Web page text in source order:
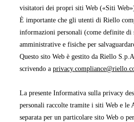
visitatori dei propri siti Web («Siti
È importante che gli utenti di Riello
informazioni personali (come definite di
amministrative e fisiche per
Questo sito Web è gestito da Riello
scrivendo a
La presente Informativa sulla privacy
personali raccolte tramite i siti Web e le
separata per un particolare sito Web o